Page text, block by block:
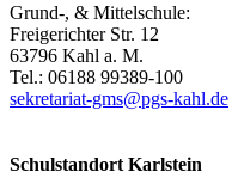
Grund-, & Mittelschule:
Freigerichter Str. 12
63796 Kahl a. M.
Tel.: 06188 99389-100
sekretariat-gms@pgs-kahl.de
Schulstandort Karlstein